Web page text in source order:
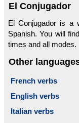
El Conjugador
El Conjugador is a
Spanish. You will
times and all modes.
Other
French verbs
English verbs
Italian verbs